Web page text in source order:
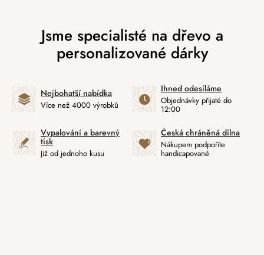
Nejbohatší nabídka
Více než 4000 výrobků
Ihned odesíláme
Objednávky přijaté do
12:00
Vypalování a barevný
tisk
Již od jednoho kusu
Česká chráněná dílna
Nákupem podpoříte
handicapované